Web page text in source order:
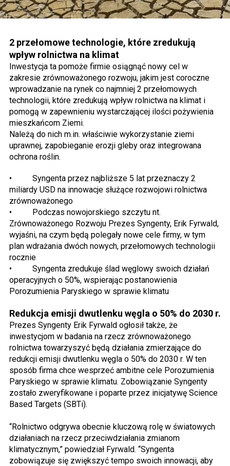
2 przełomowe technologie, które zredukują
wpływ rolnictwa na klimat
Inwestycja ta pomoże firmie osiągnąć nowy cel w
zakresie zrównoważonego rozwoju, jakim jest coroczne
wprowadzanie na rynek co najmniej 2 przełomowych
technologii, które zredukują wpływ rolnictwa na klimat i
pomogą w zapewnieniu wystarczającej ilości pożywienia
mieszkańcom Ziemi.
Należą do nich m.in. właściwie wykorzystanie ziemi
uprawnej, zapobieganie erozji gleby oraz integrowana
ochrona roślin.
• Syngenta przez najbliższe 5 lat przeznaczy 2
miliardy USD na innowacje służące rozwojowi rolnictwa
zrównoważonego
• Podczas nowojorskiego szczytu nt.
Zrównoważonego Rozwoju Prezes Syngenty, Erik Fyrwald,
wyjaśni, na czym będą polegały nowe cele firmy, w tym
plan wdrażania dwóch nowych, przełomowych technologii
rocznie
• Syngenta zredukuje ślad węglowy swoich działań
operacyjnych o 50%, wspierając postanowienia
Porozumienia Paryskiego w sprawie klimatu
Redukcja emisji dwutlenku węgla o 50% do 2030 r.
Prezes Syngenty Erik Fyrwald ogłosił także, że
inwestycjom w badania na rzecz zrównoważonego
rolnictwa towarzyszyć będą działania zmierzające do
redukcji emisji dwutlenku węgla o 50% do 2030 r. W ten
sposób firma chce wesprzeć ambitne cele Porozumienia
Paryskiego w sprawie klimatu. Zobowiązanie Syngenty
zostało zweryfikowane i poparte przez inicjatywę Science
Based Targets (SBTi).
“Rolnictwo odgrywa obecnie kluczową rolę w światowych
działaniach na rzecz przeciwdziałania zmianom
klimatycznym,” powiedział Fyrwald. “Syngenta
zobowiązuje się zwiększyć tempo swoich innowacji, aby